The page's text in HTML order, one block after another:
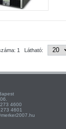
1 Látható:
Budapest H-
u. 106.
1 273 4600
1 273 4601